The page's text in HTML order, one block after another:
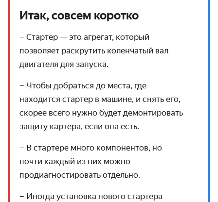
Итак, совсем коротко
– Стартер — это агрегат, который
позволяет раскрутить коленчатый вал
двигателя для запуска.
– Чтобы добраться до места, где
находится стартер в машине, и снять его,
скорее всего нужно будет демонтировать
защиту картера, если она есть.
– В стартере много компонентов, но
почти каждый из них можно
продиагностировать отдельно.
– Иногда установка нового стартера